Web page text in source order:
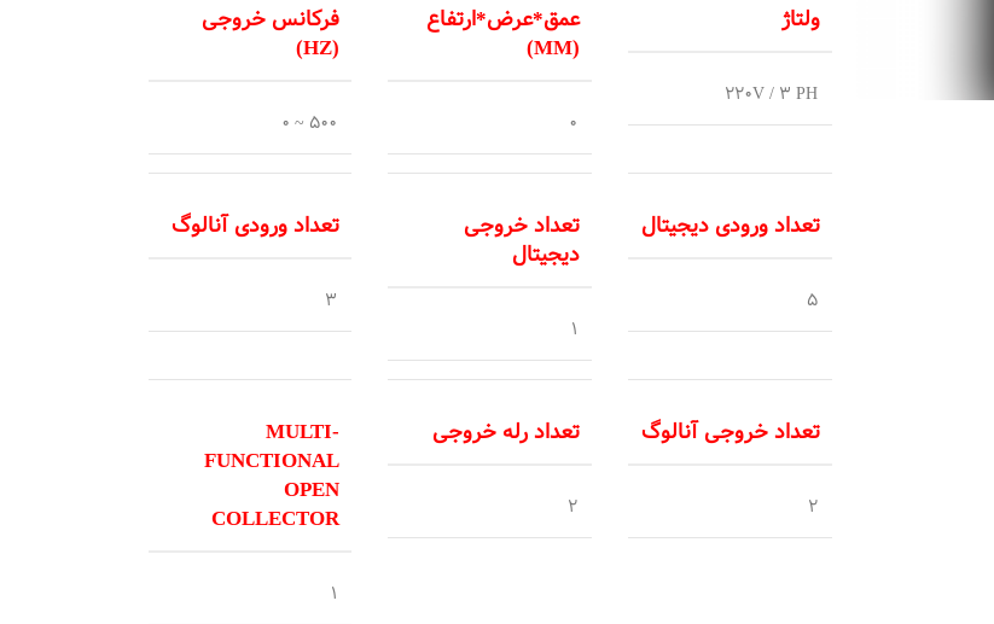
ولتاژ
220V / 3 PH
عمق*عرض*ارتفاع
(MM)
0
فرکانس خروجی
(HZ)
500 ~ 0
تعداد ورودی دیجیتال
5
تعداد خروجی
دیجیتال
1
تعداد ورودی آنالوگ
3
تعداد خروجی آنالوگ
2
تعداد رله خروجی
2
MULTI-
FUNCTIONAL
OPEN
COLLECTOR
1